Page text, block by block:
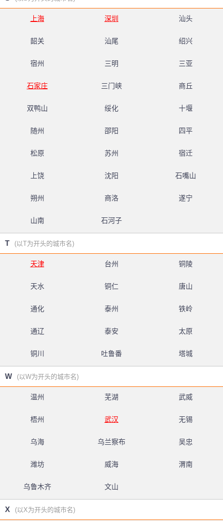
上海 深圳 汕头
韶关 汕尾 绍兴
宿州 三明 三亚
石家庄 三门峡 商丘
双鸭山 绥化 十堰
随州 邵阳 四平
松原 苏州 宿迁
上饶 沈阳 石嘴山
朔州 商洛 遂宁
山南 石河子
T (以T为开头的城市名)
天津 台州 铜陵
天水 铜仁 唐山
通化 泰州 铁岭
通辽 泰安 太原
铜川 吐鲁番 塔城
W (以W为开头的城市名)
温州 芜湖 武威
梧州 武汉 无锡
乌海 乌兰察布 吴忠
潍坊 威海 渭南
乌鲁木齐 文山
X (以X为开头的城市名)